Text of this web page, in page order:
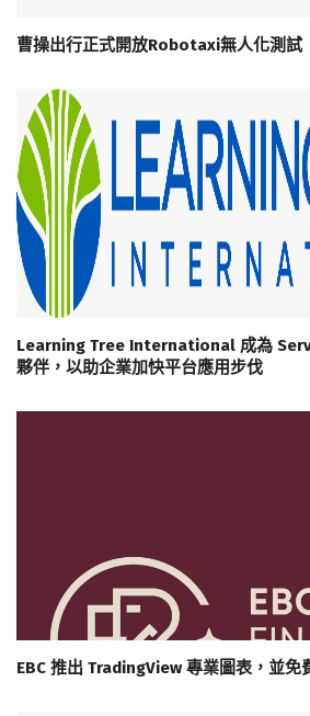
曹操出行正式開放Robotaxi無人化測試
Learning Tree International 成為
夥伴，以助企業加快平台應用步伐
EBC 推出 TradingView 專業圖表，並免